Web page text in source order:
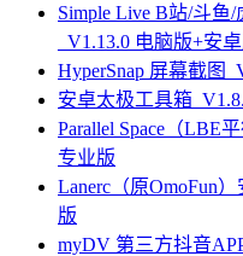
Simple Live B站/斗鱼
_V1.13.0 电脑版+安
HyperSnap 屏幕截图
安卓太极工具箱
Parallel Space（LBE
专业版
Lanerc（原OmoFun
版
myDV 第三方抖音